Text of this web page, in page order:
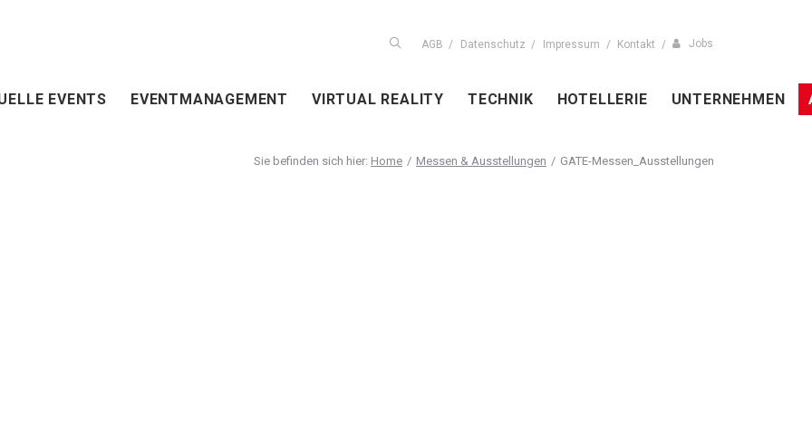
AGB Datenschutz Impressum Kontakt Jobs
EVENTS EVENTMANAGEMENT VIRTUAL REALITY TECHNIK HOTELLERIE UNTERNEHMEN
Home Messen & Ausstellungen GATE-Messen_Ausstellungen